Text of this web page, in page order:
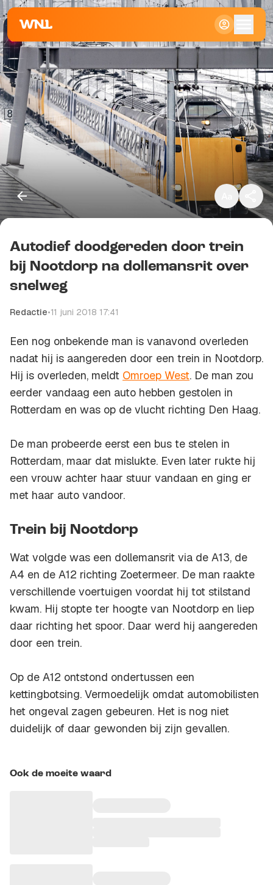
Groot
Kopieer link
Autodief doodgereden door trein
bij Nootdorp na dollemansrit over
snelweg
Redactie•11 juni 2018 17:41
Een nog onbekende man is vanavond overleden
nadat hij is aangereden door een trein in Nootdorp.
Hij is overleden, meldt Omroep West. De man zou
eerder vandaag een auto hebben gestolen in
Rotterdam en was op de vlucht richting Den Haag.
De man probeerde eerst een bus te stelen in
Rotterdam, maar dat mislukte. Even later rukte hij
een vrouw achter haar stuur vandaan en ging er
met haar auto vandoor.
Trein bij Nootdorp
Wat volgde was een dollemansrit via de A13, de
A4 en de A12 richting Zoetermeer. De man raakte
verschillende voertuigen voordat hij tot stilstand
kwam. Hij stopte ter hoogte van Nootdorp en liep
daar richting het spoor. Daar werd hij aangereden
door een trein.
Op de A12 ontstond ondertussen een
kettingbotsing. Vermoedelijk omdat automobilisten
het ongeval zagen gebeuren. Het is nog niet
duidelijk of daar gewonden bij zijn gevallen.
Ook de moeite waard